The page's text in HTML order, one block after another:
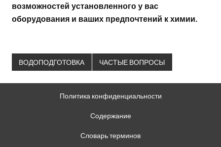
возможностей установленного у вас
оборудования и ваших предпочтений к химии.
ВОДОПОДГОТОВКА ЧАСТЫЕ ВОПРОСЫ
Политика конфиденциальности
Содержание
Словарь терминов